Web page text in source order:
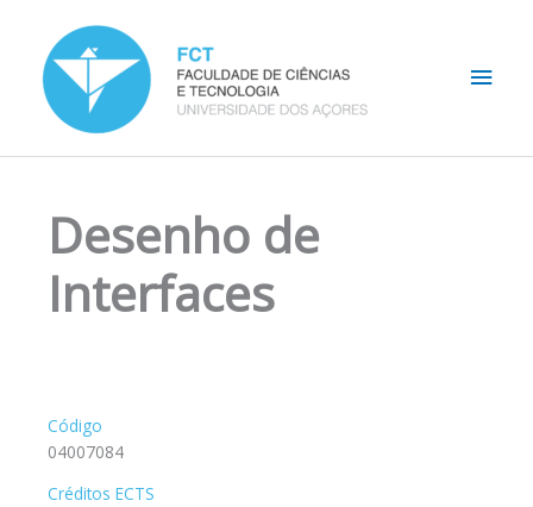
content
Desenho de
Interfaces
Código
04007084
Créditos ECTS